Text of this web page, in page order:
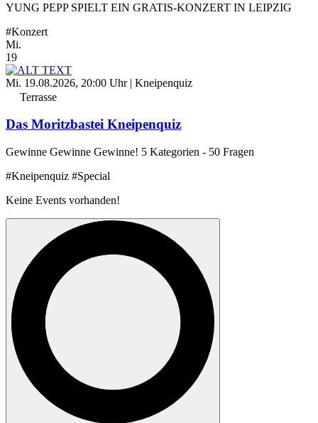
YUNG PEPP SPIELT EIN GRATIS-KONZERT IN LEIPZIG
#Konzert
Mi.
19
Mi. 19.08.2026, 20:00 Uhr | Kneipenquiz
Terrasse
Das Moritzbastei Kneipenquiz
Gewinne Gewinne Gewinne! 5 Kategorien - 50 Fragen
#Kneipenquiz #Special
Keine Events vorhanden!